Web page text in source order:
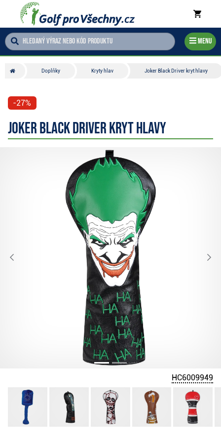
Menu
Doplňky Kryty hlav Joker Black Driver kryt hlavy
-27%
Joker Black Driver kryt hlavy
HC6009949